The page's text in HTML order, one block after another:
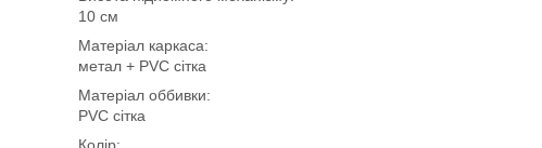
10 см
Матеріал каркаса:
метал + PVC сітка
Матеріал оббивки:
PVC сітка